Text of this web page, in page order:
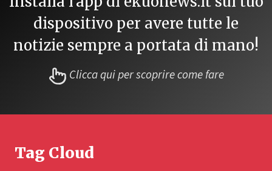
dispositivo per avere tutte le
notizie sempre a portata di mano!
Clicca qui per scoprire come fare
Tag Cloud